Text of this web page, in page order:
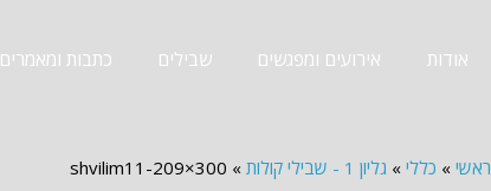
אודות אירועים ומפגשים שבילים כתבות ומאמרים
ראשי » כללי » גליון 1 - שבילי קולות »
shvilim11-209×300